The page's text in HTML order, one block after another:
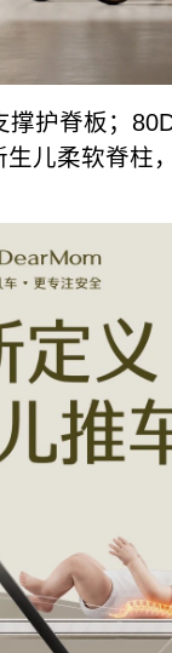
撑护脊板；
儿柔软脊柱